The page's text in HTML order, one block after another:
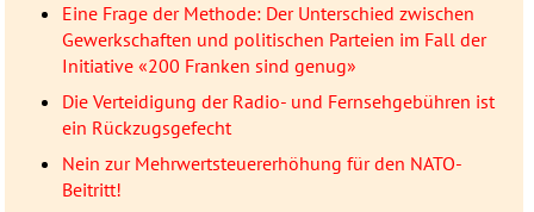
Eine Frage der Methode: Der Unterschied zwischen
Gewerkschaften und politischen Parteien im Fall der
Initiative «200 Franken sind genug»
Die Verteidigung der Radio- und Fernsehgebühren ist
ein Rückzugsgefecht
Nein zur Mehrwertsteuererhöhung für den NATO-
Beitritt!